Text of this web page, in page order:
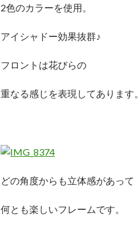
2色のカラーを使用。
アイシャドー効果抜群♪
フロントは花びらの
重なる感じを表現してあります。
どの角度からも立体感があって
何とも楽しいフレームです。